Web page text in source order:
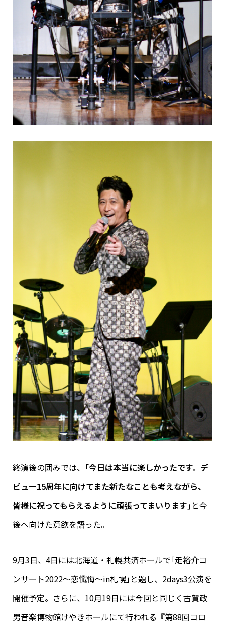
終演後の囲みでは、 ｢今日は本当に楽しかったです。デ
ビュー15周年に向けてまた新たなことも考えながら、
皆様に祝ってもらえるように頑張ってまいります｣ と今
後へ向けた意欲を語った。
9月3日、4日には北海道・札幌共済ホールで｢走裕介コ
ンサート2022～恋懺悔～in札幌｣と題し、2days3公演を
開催予定。さらに、10月19日には今回と同じく古賀政
男音楽博物館けやきホールにて行われる『第88回コロ